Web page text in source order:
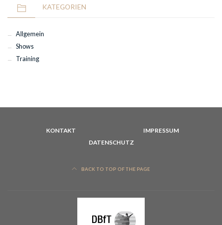
KATEGORIEN
Allgemein
Shows
Training
KONTAKT
IMPRESSUM
DATENSCHUTZ
BACK TO TOP OF THE PAGE